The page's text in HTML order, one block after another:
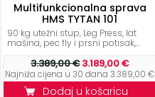
Multifunkcionalna sprava
HMS TYTAN 101
90 kg utežni stup, Leg Press, lat
mašina, pec fly i prsni potisak,...
3.389,00 €3.189,00 €
Najniža cijena u 30 dana 3.389,00 €
Dodaj u košaricu